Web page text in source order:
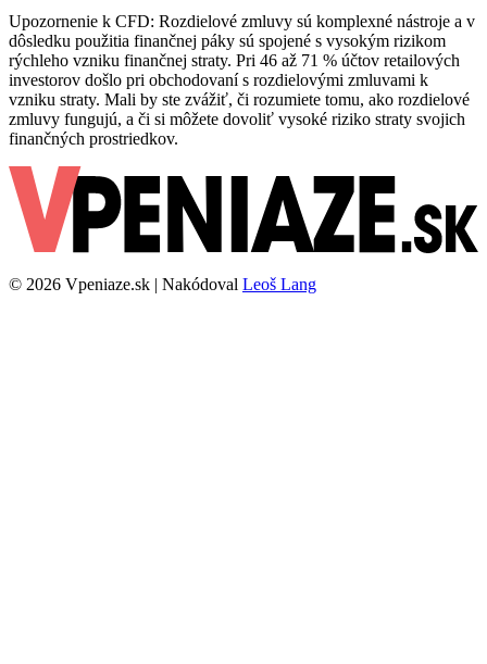
Upozornenie k CFD: Rozdielové zmluvy sú komplexné nástroje a v
dôsledku použitia finančnej páky sú spojené s vysokým rizikom
rýchleho vzniku finančnej straty. Pri 46 až 71 % účtov retailových
investorov došlo pri obchodovaní s rozdielovými zmluvami k
vzniku straty. Mali by ste zvážiť, či rozumiete tomu, ako rozdielové
zmluvy fungujú, a či si môžete dovoliť vysoké riziko straty svojich
finančných prostriedkov.
© 2026 Vpeniaze.sk | Nakódoval Leoš Lang